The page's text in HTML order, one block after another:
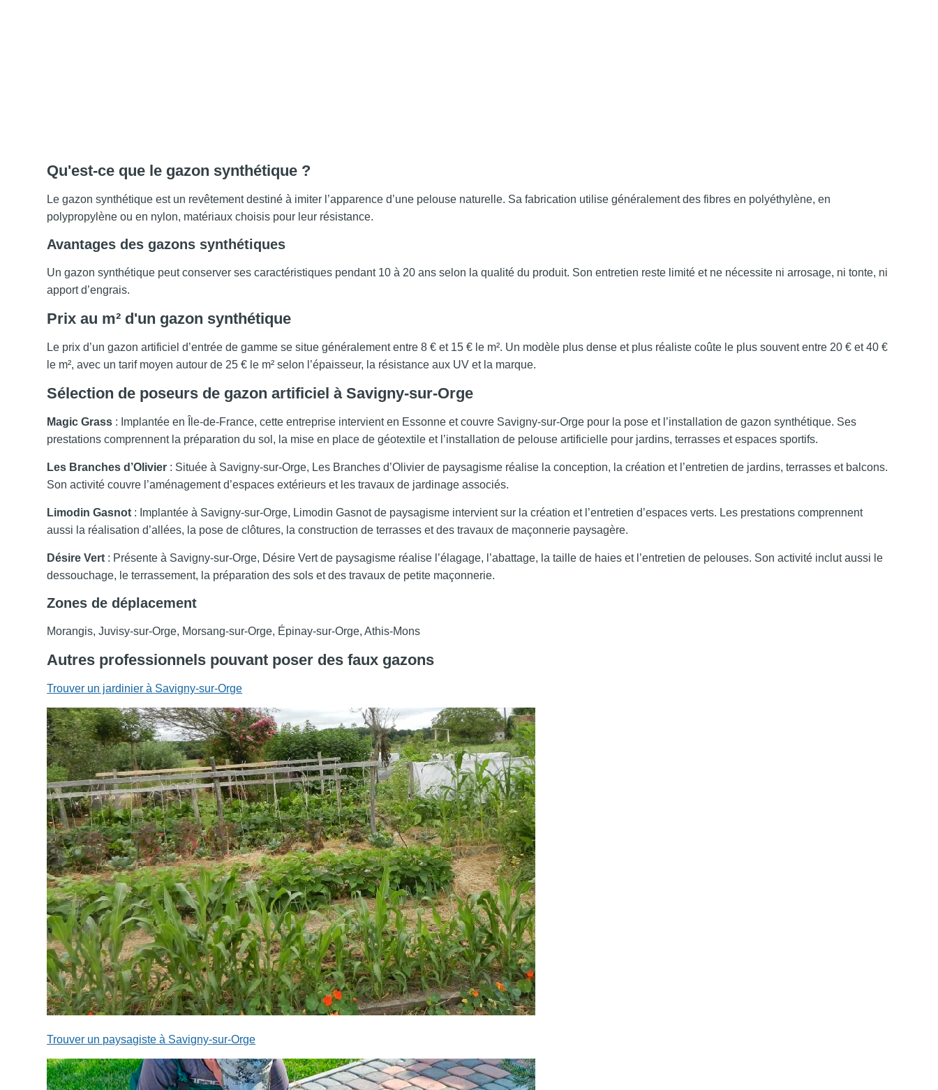
Qu'est-ce que le gazon synthétique ?
Le gazon synthétique est un revêtement destiné à imiter l’apparence d’une pelouse naturelle. Sa fabrication utilise généralement des fibres en polyéthylène, en
polypropylène ou en nylon, matériaux choisis pour leur résistance.
Avantages des gazons synthétiques
Un gazon synthétique peut conserver ses caractéristiques pendant 10 à 20 ans selon la qualité du produit. Son entretien reste limité et ne nécessite ni arrosage, ni tonte, ni
apport d’engrais.
Prix au m² d'un gazon synthétique
Le prix d’un gazon artificiel d’entrée de gamme se situe généralement entre 8 € et 15 € le m². Un modèle plus dense et plus réaliste coûte le plus souvent entre 20 € et 40 €
le m², avec un tarif moyen autour de 25 € le m² selon l’épaisseur, la résistance aux UV et la marque.
Sélection de poseurs de gazon artificiel à Savigny-sur-Orge
Magic Grass : Implantée en Île-de-France, cette entreprise intervient en Essonne et couvre Savigny-sur-Orge pour la pose et l’installation de gazon synthétique. Ses
prestations comprennent la préparation du sol, la mise en place de géotextile et l’installation de pelouse artificielle pour jardins, terrasses et espaces sportifs.
Les Branches d’Olivier : Située à Savigny-sur-Orge, Les Branches d’Olivier de paysagisme réalise la conception, la création et l’entretien de jardins, terrasses et balcons.
Son activité couvre l’aménagement d’espaces extérieurs et les travaux de jardinage associés.
Limodin Gasnot : Implantée à Savigny-sur-Orge, Limodin Gasnot de paysagisme intervient sur la création et l’entretien d’espaces verts. Les prestations comprennent
aussi la réalisation d’allées, la pose de clôtures, la construction de terrasses et des travaux de maçonnerie paysagère.
Désire Vert : Présente à Savigny-sur-Orge, Désire Vert de paysagisme réalise l’élagage, l’abattage, la taille de haies et l’entretien de pelouses. Son activité inclut aussi le
dessouchage, le terrassement, la préparation des sols et des travaux de petite maçonnerie.
Zones de déplacement
Morangis, Juvisy-sur-Orge, Morsang-sur-Orge, Épinay-sur-Orge, Athis-Mons
Autres professionnels pouvant poser des faux gazons
Trouver un jardinier à Savigny-sur-Orge
Trouver un paysagiste à Savigny-sur-Orge